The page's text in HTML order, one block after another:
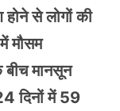
होने से लोगों की
मौसम
मानसून
दिनों में 59